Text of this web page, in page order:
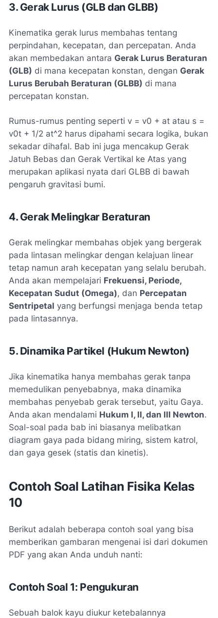
3. Gerak Lurus (GLB dan GLBB)
Kinematika gerak lurus membahas tentang
perpindahan, kecepatan, dan percepatan. Anda
akan membedakan antara Gerak Lurus Beraturan
(GLB) di mana kecepatan konstan, dengan Gerak
Lurus Berubah Beraturan (GLBB) di mana
percepatan konstan.
Rumus-rumus penting seperti v = v0 + at atau s =
v0t + 1/2 at^2 harus dipahami secara logika, bukan
sekadar dihafal. Bab ini juga mencakup Gerak
Jatuh Bebas dan Gerak Vertikal ke Atas yang
merupakan aplikasi nyata dari GLBB di bawah
pengaruh gravitasi bumi.
4. Gerak Melingkar Beraturan
Gerak melingkar membahas objek yang bergerak
pada lintasan melingkar dengan kelajuan linear
tetap namun arah kecepatan yang selalu berubah.
Anda akan mempelajari Frekuensi, Periode,
Kecepatan Sudut (Omega), dan Percepatan
Sentripetal yang berfungsi menjaga benda tetap
pada lintasannya.
5. Dinamika Partikel (Hukum Newton)
Jika kinematika hanya membahas gerak tanpa
memedulikan penyebabnya, maka dinamika
membahas penyebab gerak tersebut, yaitu Gaya.
Anda akan mendalami Hukum I, II, dan III Newton.
Soal-soal pada bab ini biasanya melibatkan
diagram gaya pada bidang miring, sistem katrol,
dan gaya gesek (statis dan kinetis).
Contoh Soal Latihan Fisika Kelas
10
Berikut adalah beberapa contoh soal yang bisa
memberikan gambaran mengenai isi dari dokumen
PDF yang akan Anda unduh nanti:
Contoh Soal 1: Pengukuran
Sebuah balok kayu diukur ketebalannya